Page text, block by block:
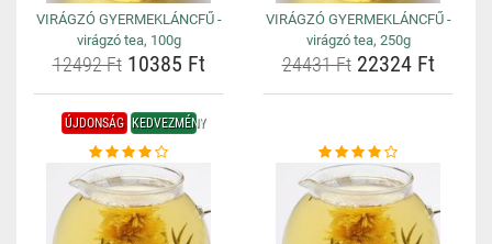
VIRÁGZÓ GYERMEKLÁNCFŰ -
virágzó tea, 100g
12492 Ft10385 Ft
VIRÁGZÓ GYERMEKLÁNCFŰ -
virágzó tea, 250g
24431 Ft22324 Ft
ÚJDONSÁG KEDVEZMÉNY